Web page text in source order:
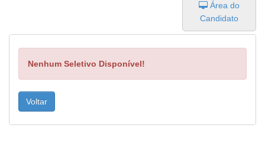
Área do
Candidato
Nenhum Seletivo Disponível!
Voltar